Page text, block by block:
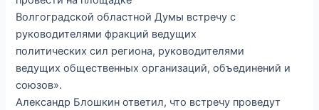
Волгоградской областной Думы встречу с
руководителями фракций ведущих
политических сил региона, руководителями
ведущих общественных организаций, объединений и
союзов».
Александр Блошкин ответил, что встречу проведут